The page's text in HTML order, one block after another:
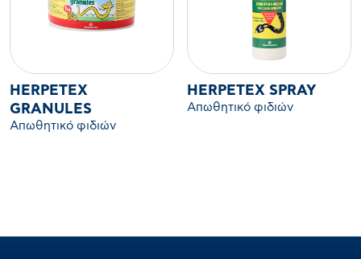
HERPETEX
GRANULES
Απωθητικό φιδιών
HERPETEX SPRAY
Απωθητικό φιδιών